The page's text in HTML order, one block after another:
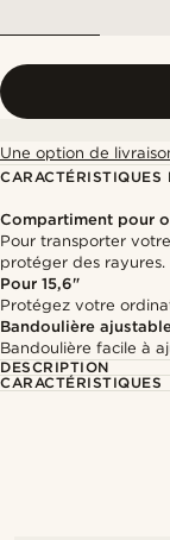
Une option de
CARACTÉRISTIQUES
Compartiment pour
Pour transporter
protéger des rayures.
Pour 15,6"
Protégez votre
Bandoulière
Bandoulière facile à
DESCRIPTION
CARACTÉRISTIQUES